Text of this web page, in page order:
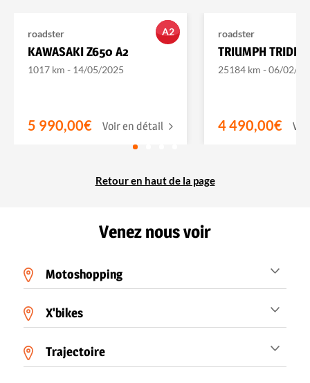
A2
roadster
KAWASAKI Z650 A2
1017 km - 14/05/2025
5 990,00€ Voir en détail
roadster
TRIUMPH
25184 km -06/02/
4 490,00€
Retour en haut de la page
Venez nous voir
Motoshopping
X'bikes
Trajectoire